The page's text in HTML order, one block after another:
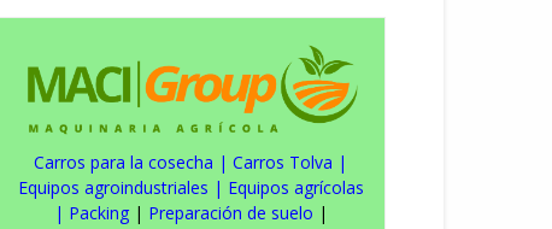
Carros para la cosecha | Carros Tolva |
Equipos agroindustriales | Equipos agrícolas
| Packing| Preparación de suelo |